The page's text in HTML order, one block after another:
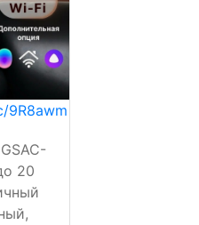
9R8awm
20